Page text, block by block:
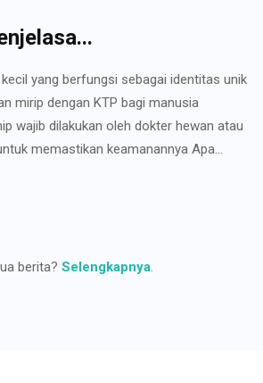
yang berfungsi sebagai identitas unik
mirip dengan KTP bagi manusia
wajib dilakukan oleh dokter hewan atau
memastikan keamanannya Apa...
berita? Selengkapnya